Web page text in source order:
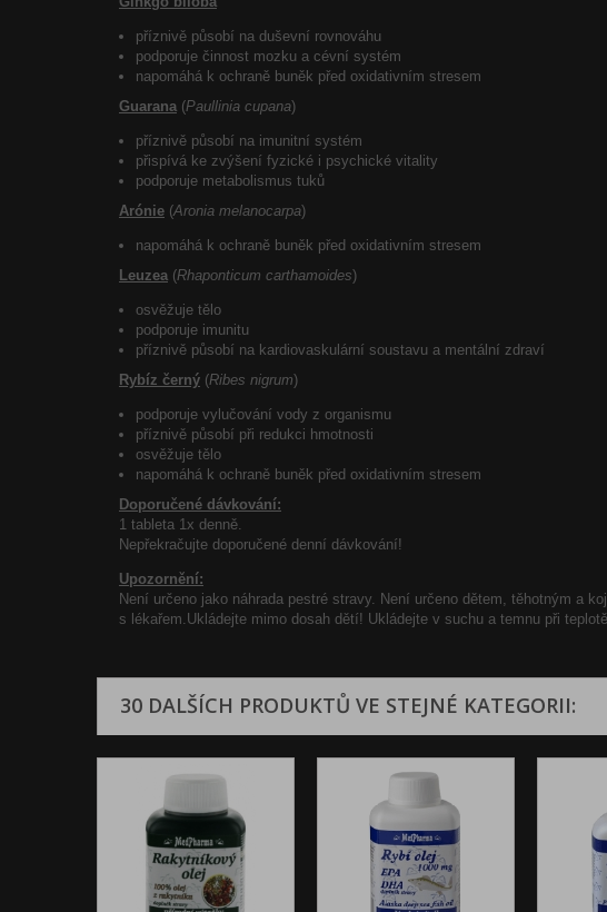
příznivě působí na duševní rovnováhu
podporuje činnost mozku a cévní systém
napomáhá k ochraně buněk před oxidativním stresem
Guarana (Paullinia cupana)
příznivě působí na imunitní systém
přispívá ke zvýšení fyzické i psychické vitality
podporuje metabolismus tuků
Arónie (Aronia melanocarpa)
napomáhá k ochraně buněk před oxidativním stresem
Leuzea (Rhaponticum carthamoides)
osvěžuje tělo
podporuje imunitu
příznivě působí na kardiovaskulární soustavu a mentální zdraví
Rybíz černý (Ribes nigrum)
podporuje vylučování vody z organismu
příznivě působí při redukci hmotnosti
osvěžuje tělo
napomáhá k ochraně buněk před oxidativním stresem
Doporučené dávkování:
1 tableta 1x denně.
Nepřekračujte doporučené denní dávkování!
Upozornění:
Není určeno jako náhrada pestré stravy. Není určeno dětem, těhotným a
s lékařem.Ukládejte mimo dosah dětí! Ukládejte v suchu a temnu při
30 DALŠÍCH PRODUKTŮ VE STEJNÉ KATEGORII: